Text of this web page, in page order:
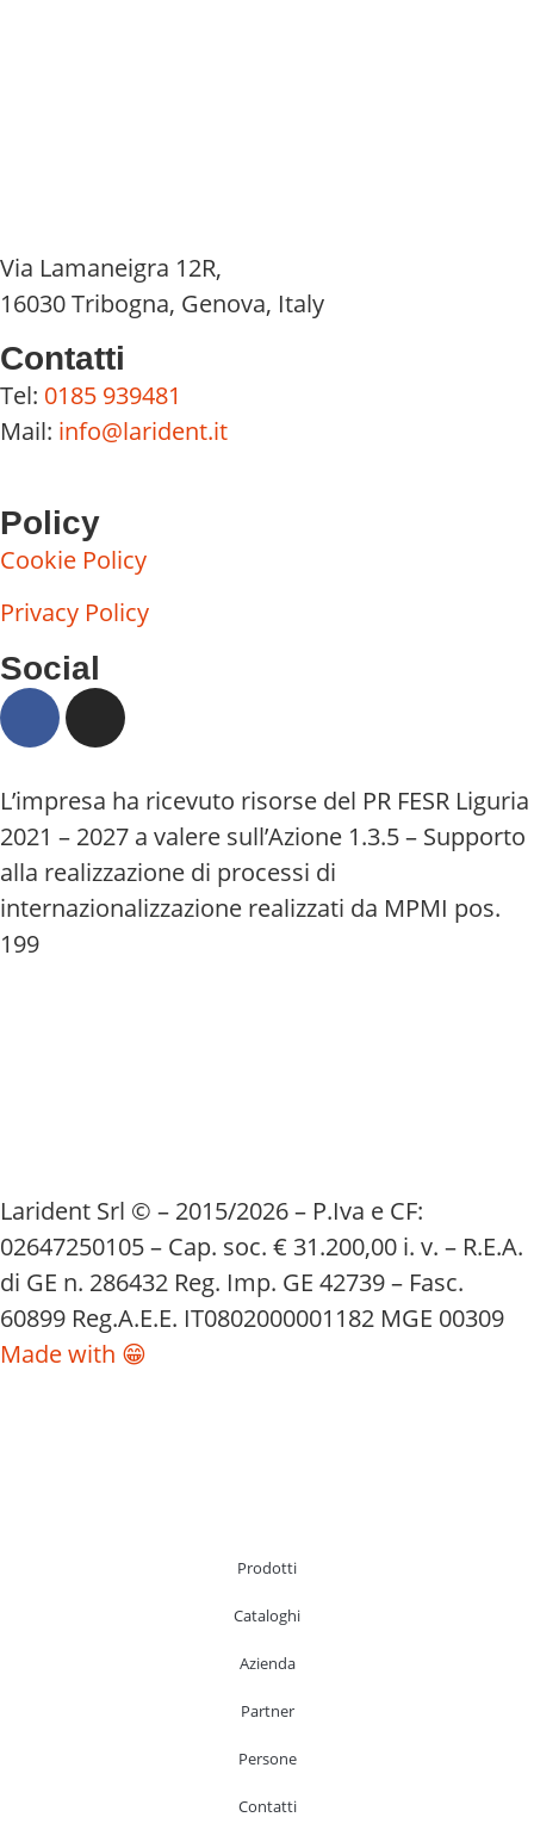
Via Lamaneigra 12R,
16030 Tribogna, Genova, Italy
Contatti
Tel: 0185 939481
Mail: info@larident.it
Policy
Cookie Policy
Privacy Policy
Social
L’impresa ha ricevuto risorse del PR FESR Liguria
2021 – 2027 a valere sull’Azione 1.3.5 – Supporto
alla realizzazione di processi di
internazionalizzazione realizzati da MPMI pos.
199
Larident Srl © – 2015/2026 – P.Iva e CF:
02647250105 – Cap. soc. € 31.200,00 i. v. – R.E.A.
di GE n. 286432 Reg. Imp. GE 42739 – Fasc.
60899 Reg.A.E.E. IT0802000001182 MGE 00309
Made with 😁
Prodotti
Cataloghi
Azienda
Partner
Persone
Contatti